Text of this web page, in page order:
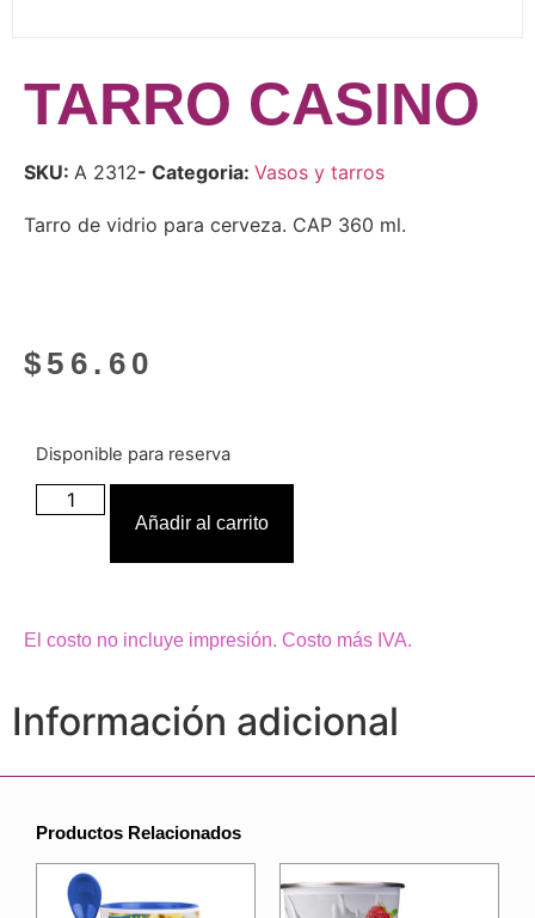
TARRO CASINO
SKU: A 2312- Categoria: Vasos y tarros
Tarro de vidrio para cerveza. CAP 360 ml.
$ 56.60
Disponible para reserva
Añadir al carrito
El costo no incluye impresión. Costo más IVA.
Información adicional
Productos Relacionados